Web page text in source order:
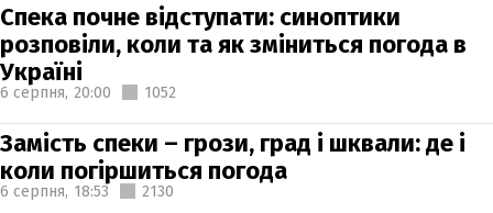
Спека почне відступати: синоптики
розповіли, коли та як зміниться погода в
Україні
6 серпня, 20:00 1052
Замість спеки – грози, град і шквали: де і
коли погіршиться погода
6 серпня, 18:53 2130